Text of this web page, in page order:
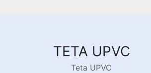
TETA UPVC
Teta UPVC